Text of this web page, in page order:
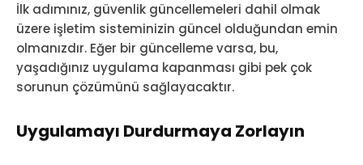
İlk adımınız, güvenlik güncellemeleri dahil olmak
üzere işletim sisteminizin güncel olduğundan emin
olmanızdır. Eğer bir güncelleme varsa, bu,
yaşadığınız uygulama kapanması gibi pek çok
sorunun çözümünü sağlayacaktır.
Uygulamayı Durdurmaya Zorlayın